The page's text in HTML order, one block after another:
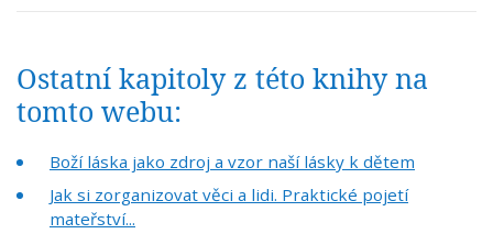
Ostatní kapitoly z této knihy na
tomto webu:
Boží láska jako zdroj a vzor naší lásky k dětem
Jak si zorganizovat věci a lidi. Praktické pojetí
mateřství...